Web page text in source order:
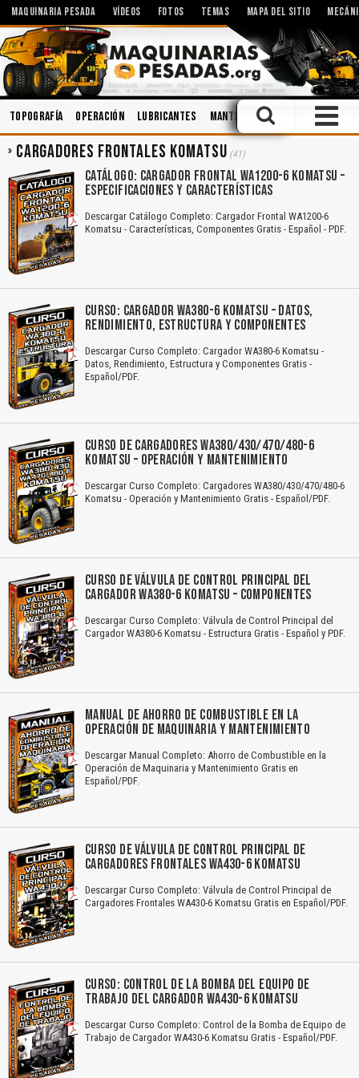
MAQUINARIA PESADA VÍDEOS FOTOS TEMAS MAPA DEL SITIO
Topografía Operación Lubricantes Mantenimiento Manejo
CARGADORES FRONTALES KOMATSU (41)
CATÁLOGO: CARGADOR FRONTAL WA1200-6 KOMATSU –
ESPECIFICACIONES Y CARACTERÍSTICAS
Descargar Catálogo Completo: Cargador Frontal WA1200-6
Komatsu - Características, Componentes Gratis - Español - PDF.
CURSO: CARGADOR WA380-6 KOMATSU – DATOS,
RENDIMIENTO, ESTRUCTURA Y COMPONENTES
Descargar Curso Completo: Cargador WA380-6 Komatsu -
Datos, Rendimiento, Estructura y Componentes Gratis -
Español/PDF.
CURSO DE CARGADORES WA380/430/470/480-6
KOMATSU – OPERACIÓN Y MANTENIMIENTO
Descargar Curso Completo: Cargadores WA380/430/470/480-6
Komatsu - Operación y Mantenimiento Gratis - Español/PDF.
CURSO DE VÁLVULA DE CONTROL PRINCIPAL DEL
CARGADOR WA380-6 KOMATSU – COMPONENTES
Descargar Curso Completo: Válvula de Control Principal del
Cargador WA380-6 Komatsu - Estructura Gratis - Español y PDF.
MANUAL DE AHORRO DE COMBUSTIBLE EN LA
OPERACIÓN DE MAQUINARIA Y MANTENIMIENTO
Descargar Manual Completo: Ahorro de Combustible en la
Operación de Maquinaria y Mantenimiento Gratis en
Español/PDF.
CURSO DE VÁLVULA DE CONTROL PRINCIPAL DE
CARGADORES FRONTALES WA430-6 KOMATSU
Descargar Curso Completo: Válvula de Control Principal de
Cargadores Frontales WA430-6 Komatsu Gratis en Español/PDF.
CURSO: CONTROL DE LA BOMBA DEL EQUIPO DE
TRABAJO DEL CARGADOR WA430-6 KOMATSU
Descargar Curso Completo: Control de la Bomba de Equipo de
Trabajo de Cargador WA430-6 Komatsu Gratis - Español/PDF.